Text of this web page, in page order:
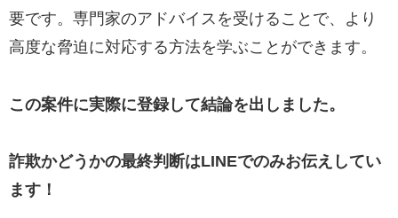
要です。専門家のアドバイスを受けることで、より
高度な脅迫に対応する方法を学ぶことができます。
この案件に実際に登録して結論を出しました。
詐欺かどうかの最終判断はLINEでのみお伝えしてい
ます！